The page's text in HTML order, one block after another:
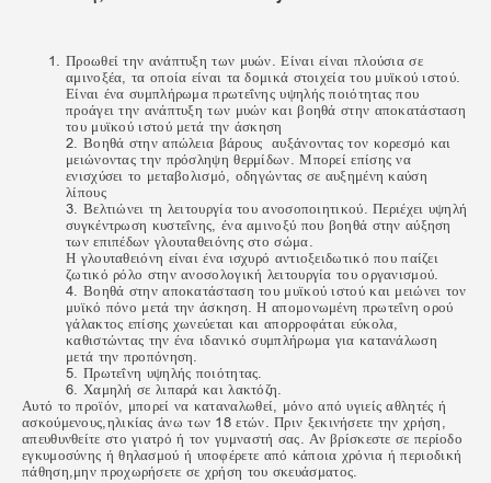
Προωθεί την ανάπτυξη των μυών. Είναι είναι πλούσια σε
αμινοξέα, τα οποία είναι τα δομικά στοιχεία του μυϊκού ιστού.
Είναι ένα συμπλήρωμα πρωτεΐνης υψηλής ποιότητας που
προάγει την ανάπτυξη των μυών και βοηθά στην αποκατάσταση
του μυϊκού ιστού μετά την άσκηση
2. Βοηθά στην απώλεια βάρους αυξάνοντας τον κορεσμό και
μειώνοντας την πρόσληψη θερμίδων. Μπορεί επίσης να
ενισχύσει το μεταβολισμό, οδηγώντας σε αυξημένη καύση
λίπους
3. Βελτιώνει τη λειτουργία του ανοσοποιητικού. Περιέχει υψηλή
συγκέντρωση κυστεΐνης, ένα αμινοξύ που βοηθά στην αύξηση
των επιπέδων γλουταθειόνης στο σώμα.
Η γλουταθειόνη είναι ένα ισχυρό αντιοξειδωτικό που παίζει
ζωτικό ρόλο στην ανοσολογική λειτουργία του οργανισμού.
4. Βοηθά στην αποκατάσταση του μυϊκού ιστού και μειώνει τον
μυϊκό πόνο μετά την άσκηση. Η απομονωμένη πρωτεΐνη ορού
γάλακτος επίσης χωνεύεται και απορροφάται εύκολα,
καθιστώντας την ένα ιδανικό συμπλήρωμα για κατανάλωση
μετά την προπόνηση.
5. Πρωτεΐνη υψηλής ποιότητας.
6. Χαμηλή σε λιπαρά και λακτόζη.
Αυτό το προϊόν, μπορεί να καταναλωθεί, μόνο από υγιείς αθλητές ή
ασκούμενους,ηλικίας άνω των 18 ετών. Πριν ξεκινήσετε την χρήση,
απευθυνθείτε στο γιατρό ή τον γυμναστή σας. Αν βρίσκεστε σε περίοδο
εγκυμοσύνης ή θηλασμού ή υποφέρετε από κάποια χρόνια ή περιοδική
πάθηση,μην προχωρήσετε σε χρήση του σκευάσματος.